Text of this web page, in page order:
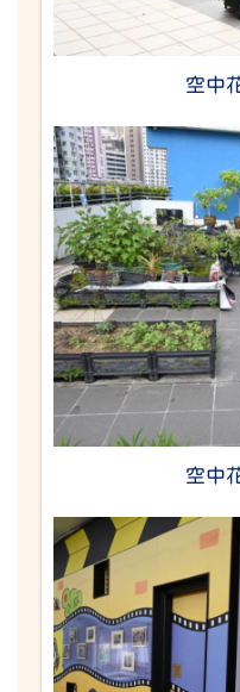
空中
空中